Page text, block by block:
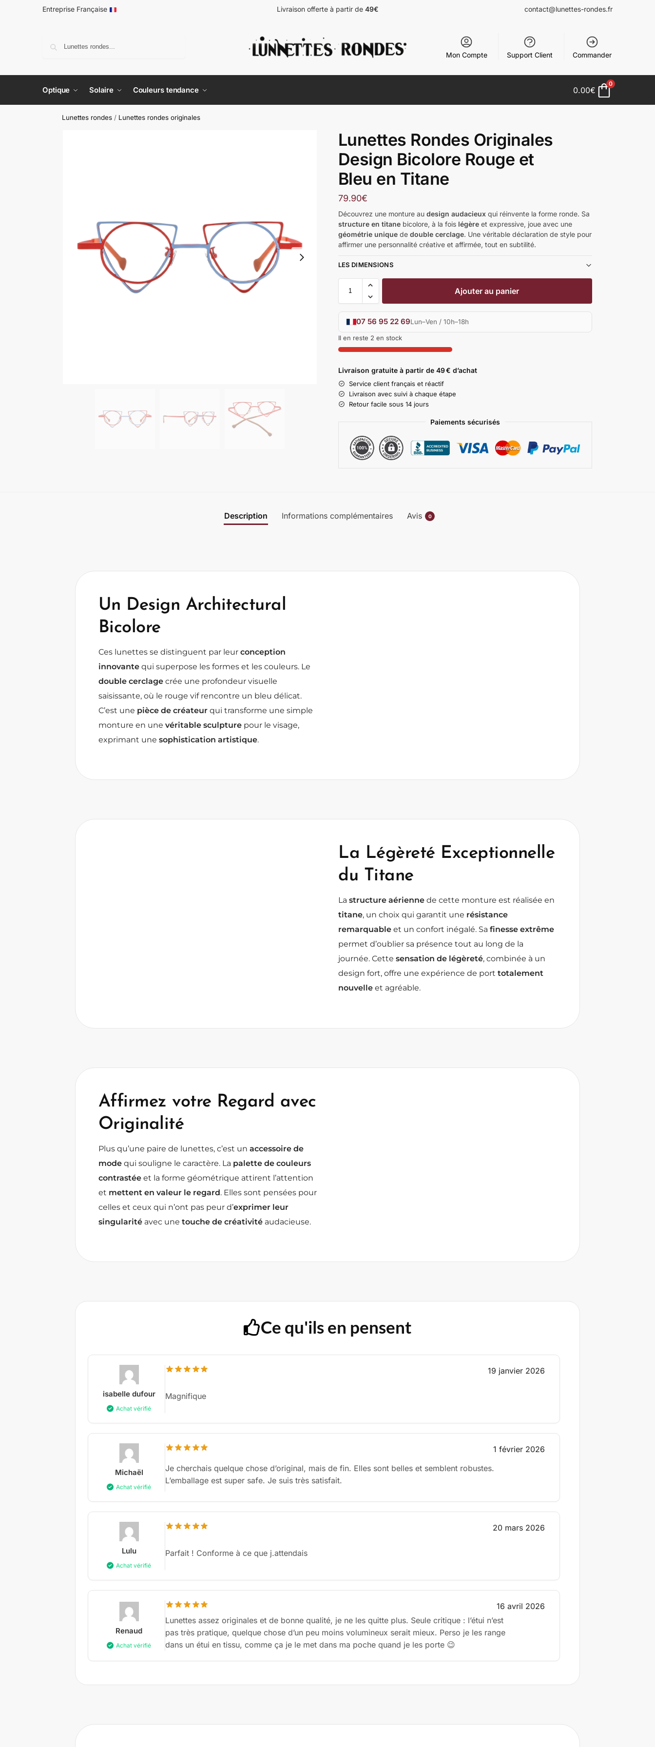
Entreprise Française Livraison offerte à partir de 49€ contact@lunettes-rondes.fr
Mon Compte Support Client Commander
Optique Solaire Couleurs tendance
0
0.00€
Lunettes rondes / Lunettes rondes originales
Lunettes Rondes Originales
Design Bicolore Rouge et
Bleu en Titane
79.90€
Découvrez une monture au design audacieuxqui réinvente la forme ronde. Sa
structure en titanebicolore, à la fois légèreet expressive, joue avec une
géométrie uniquede double cerclage. Une véritable déclaration de style pour
affirmer une personnalité créative et affirmée, tout en subtilité.
LES DIMENSIONS
Ajouter au panier
07 56 95 22 69Lun–Ven / 10h–18h
Il en reste 2 en stock
Livraison gratuite à partir de 49 € d’achat
Service client français et réactif
Livraison avec suivi à chaque étape
Retour facile sous 14 jours
Paiements sécurisés
Description Informations complémentaires Avis 0
Un Design Architectural
Bicolore
Ces lunettes se distinguent par leur conception
innovantequi superpose les formes et les couleurs. Le
double cerclagecrée une profondeur visuelle
saisissante, où le rouge vif rencontre un bleu délicat.
C’est une pièce de créateurqui transforme une simple
monture en une véritable sculpturepour le visage,
exprimant une sophistication artistique.
La Légèreté Exceptionnelle
du Titane
La structure aérienne de cette monture est réalisée en
titane, un choix qui garantit une résistance
remarquable et un confort inégalé. Sa finesse extrême
permet d’oublier sa présence tout au long de la
journée. Cette sensation de légèreté, combinée à un
design fort, offre une expérience de port totalement
nouvelle et agréable.
Affirmez votre Regard avec
Originalité
Plus qu’une paire de lunettes, c’est un accessoire de
modequi souligne le caractère. La palette de couleurs
contrastéeet la forme géométrique attirent l’attention
et mettent en valeur le regard. Elles sont pensées pour
celles et ceux qui n’ont pas peur d’exprimer leur
singularitéavec une touche de créativitéaudacieuse.
Ce qu'ils en pensent
isabelle dufour
Achat vérifié
19 janvier 2026
Magnifique
Michaël
Achat vérifié
1 février 2026
Je cherchais quelque chose d’original, mais de fin. Elles sont belles et semblent robustes.
L’emballage est super safe. Je suis très satisfait.
Lulu
Achat vérifié
20 mars 2026
Parfait ! Conforme à ce que j.attendais
Renaud
Achat vérifié
16 avril 2026
Lunettes assez originales et de bonne qualité, je ne les quitte plus. Seule critique : l’étui n’est
pas très pratique, quelque chose d’un peu moins volumineux serait mieux. Perso je les range
dans un étui en tissu, comme ça je le met dans ma poche quand je les porte 😉